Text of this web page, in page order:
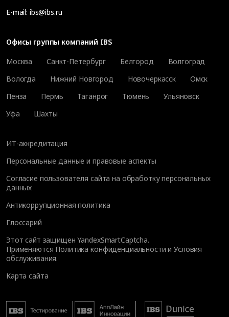
E-mail: ibs@ibs.ru
Офисы группы компаний IBS
Москва
Санкт-Петербург Белгород
Волгоград
Вологда
Нижний Новгород Новочеркасск
Омск
Пенза
Пермь Таганрог Тюмень
Ульяновск
Уфа
Шахты
ИТ-аккредитация
Персональные данные и правовые аспекты
Согласие пользователя сайта на обработку персональных
данных
Антикоррупционная политика
Глоссарий
Этот сайт защищен YandexSmartCaptcha.
Применяются Политика конфиденциальности иУсловия
обслуживания.
Карта сайта